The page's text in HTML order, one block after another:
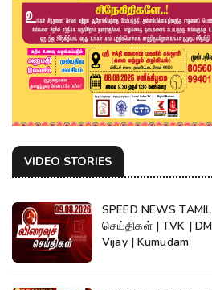
VIDEO STORIES
SPEED NEWS
செய்திகள் | TVK |
Vijay | Kumudam